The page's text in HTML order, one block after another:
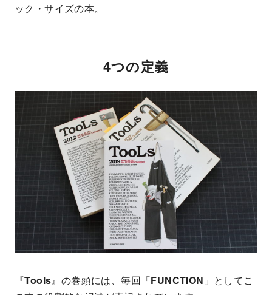
ック・サイズの本。
4つの定義
『Tools』の巻頭には、毎回「FUNCTION 」としてこ